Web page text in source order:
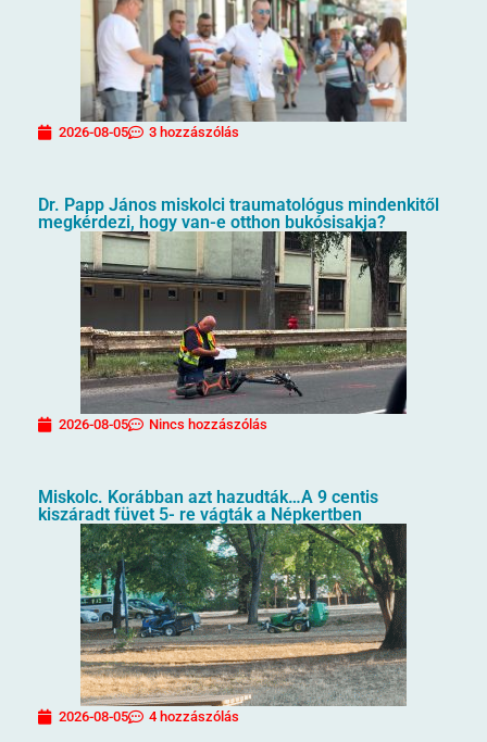
2026-08-05 3 hozzászólás
Dr. Papp János miskolci traumatológus mindenkitől
megkérdezi, hogy van-e otthon bukósisakja?
2026-08-05 Nincs hozzászólás
Miskolc. Korábban azt hazudták…A 9 centis
kiszáradt füvet 5- re vágták a Népkertben
2026-08-05 4 hozzászólás